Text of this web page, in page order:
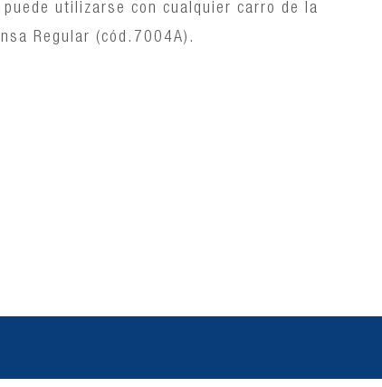
utilizarse con cualquier carro de la
Regular (cód.7004A).